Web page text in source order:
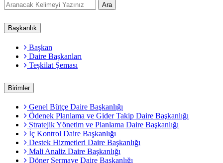
Ara
Başkanlık
Başkan
Daire Başkanları
Teşkilat Şeması
Birimler
Genel Bütçe Daire Başkanlığı
Ödenek Planlama ve Gider Takip Daire Başkanlığı
Stratejik Yönetim ve Planlama Daire Başkanlığı
İç Kontrol Daire Başkanlığı
Destek Hizmetleri Daire Başkanlığı
Mali Analiz Daire Başkanlığı
Döner Sermaye Daire Başkanlığı